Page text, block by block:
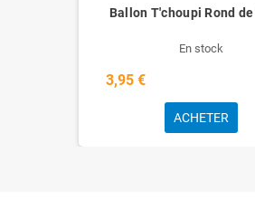
Ballon T'choupi Rond
En stock
3,95 €
ACHETER